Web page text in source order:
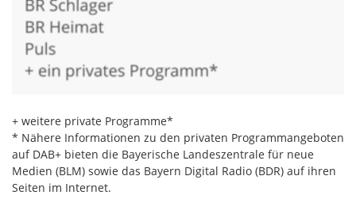
+ weitere private Programme*
* Nähere Informationen zu den privaten Programmangeboten
auf DAB+ bieten die Bayerische Landeszentrale für neue
Medien (BLM) sowie das Bayern Digital Radio (BDR) auf ihren
Seiten im Internet.